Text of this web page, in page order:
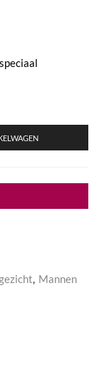
, Mannen